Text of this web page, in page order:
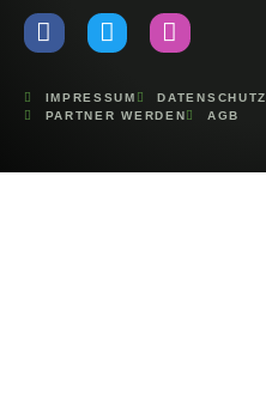
IMPRESSUM
DATENSCHUTZ
PARTNER WERDEN
AGB